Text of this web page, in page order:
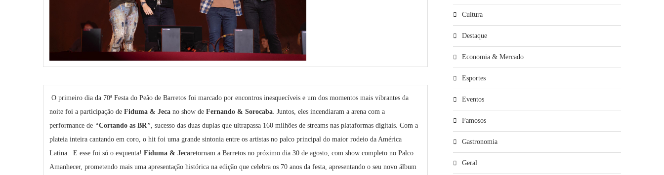
O primeiro dia da 70ª Festa do Peão de Barretos foi marcado por encontros inesquecíveis e um dos momentos mais vibrantes da
noite foi a participação de Fiduma & Jeca no show de Fernando & Sorocaba . Juntos, eles incendiaram a arena com a
performance de “Cortando as BR ” , sucesso das duas duplas que ultrapassa 160 milhões de streams nas plataformas digitais. Com a
plateia inteira cantando em coro, o hit foi uma grande sintonia entre os artistas no palco principal do maior rodeio da América
Latina. E esse foi só o esquenta! Fiduma & Jecaretornam a Barretos no próximo dia 30 de agosto, com show completo no Palco
Amanhecer, prometendo mais uma apresentação histórica na edição que celebra os 70 anos da festa, apresentando o seu novo álbum
Cultura
Destaque
Economia & Mercado
Esportes
Eventos
Famosos
Gastronomia
Geral